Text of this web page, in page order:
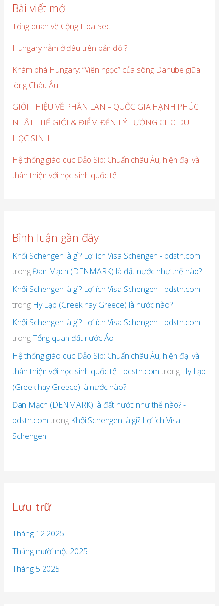
Bài viết mới
Tổng quan về Cộng Hòa Séc
Hungary nằm ở đâu trên bản đồ ?
Khám phá Hungary: “Viên ngọc” của sông Danube giữa
lòng Châu Âu
GIỚI THIỆU VỀ PHẦN LAN – QUỐC GIA HẠNH PHÚC
NHẤT THẾ GIỚI & ĐIỂM ĐẾN LÝ TƯỞNG CHO DU
HỌC SINH
Hệ thống giáo dục Đảo Síp: Chuẩn châu Âu, hiện đại và
thân thiện với học sinh quốc tế
Bình luận gần đây
Khối Schengen là gì? Lợi ích Visa Schengen - bdsth.com
trongĐan Mạch (DENMARK) là đất nước như thế nào?
Khối Schengen là gì? Lợi ích Visa Schengen - bdsth.com
trong Hy Lạp (Greek hay Greece) là nước nào?
Khối Schengen là gì? Lợi ích Visa Schengen - bdsth.com
trongTổng quan đất nước Áo
Hệ thống giáo dục Đảo Síp: Chuẩn châu Âu, hiện đại và
thân thiện với học sinh quốc tế - bdsth.com trong Hy Lạp
(Greek hay Greece) là nước nào?
Đan Mạch (DENMARK) là đất nước như thế nào? -
bdsth.com trong Khối Schengen là gì? Lợi ích Visa
Schengen
Lưu trữ
Tháng 12 2025
Tháng mười một 2025
Tháng 5 2025